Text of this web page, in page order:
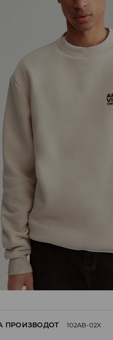
ПРОИЗВОДОТ 102AB-02X